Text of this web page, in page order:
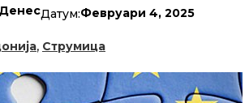
Датум:Февруари 4, 2025
, Струмица